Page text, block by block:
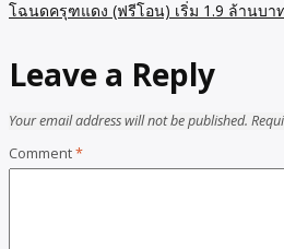
โฉนดครุฑแดง (ฟรีโอน) เริ่ม 1.9 ล้านบา
Leave a Reply
Your email address will not be published.
Comment*